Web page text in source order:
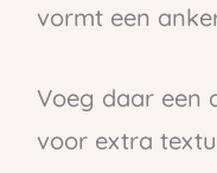
vormt een
Voeg daar een
voor extra